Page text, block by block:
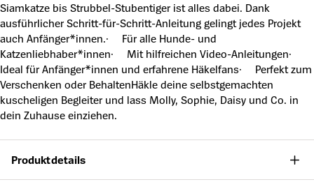
Siamkatze bis Strubbel-Stubentiger ist alles dabei. Dank
ausführlicher Schritt-für-Schritt-Anleitung gelingt jedes Projekt
auch Anfänger*innen.· Für alle Hunde- und
Katzenliebhaber*innen· Mit hilfreichen Video-Anleitungen·
Ideal für Anfänger*innen und erfahrene Häkelfans· Perfekt zum
Verschenken oder BehaltenHäkle deine selbstgemachten
kuscheligen Begleiter und lass Molly, Sophie, Daisy und Co. in
dein Zuhause einziehen.
Produktdetails